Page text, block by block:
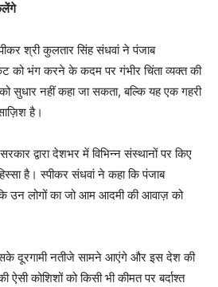
श्री कुलतार सिंह संधवां ने पंजाब
को भंग करने के कदम पर गंभीर चिंता व्यक्त की
सुधार नहीं कहा जा सकता, बल्कि यह एक गहरी
है।
द्वारा देशभर में विभिन्न संस्थानों पर किए
है। स्पीकर संधवां ने कहा कि पंजाब
कि उन लोगों का जो आम आदमी की आवाज़ को
दूरगामी नतीजे सामने आएंगे और इस देश की
कोशिशों को किसी भी कीमत पर बर्दाश्त